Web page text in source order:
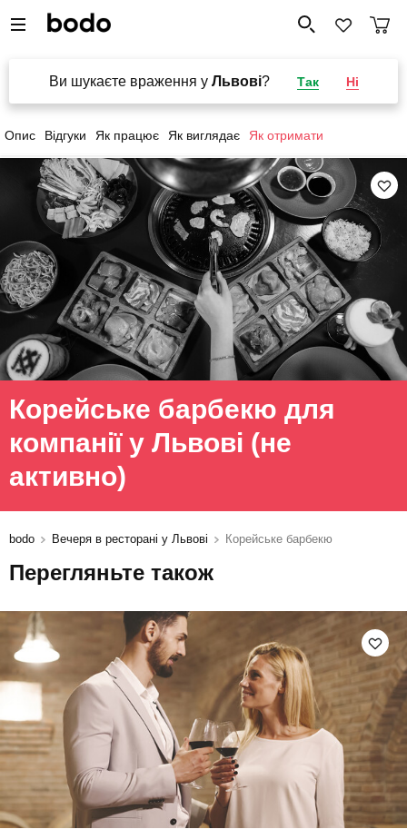
Ви шукаєте враження у Львові? Так Ні
Опис Відгуки Як працює Як виглядає Як отримати
Корейське барбекю для
компанії у Львові (не
активно)
bodo Вечеря в ресторані у Львові Корейське барбекю
Перегляньте також